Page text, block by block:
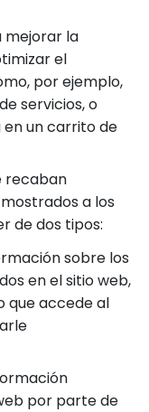
mejorar la
el
por ejemplo,
servicios, o
un carrito de
recaban
a los
de dos tipos:
sobre los
en el sitio web,
que accede al
por parte de